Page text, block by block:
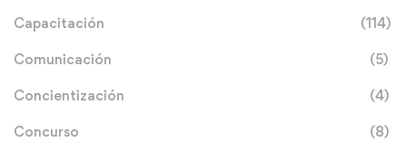
Capacitación (114)
Comunicación (5)
Concientización (4)
Concurso (8)